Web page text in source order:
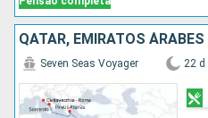
Seven Seas Voyager 22 d